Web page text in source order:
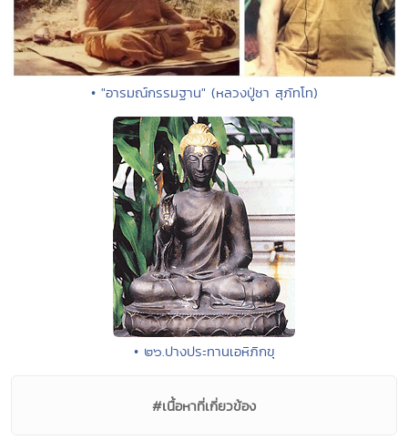
• "อารมณ์กรรมฐาน" (หลวงปู่ชา สุภัทโท)
• ๒๖.ปางประทานเอหิภิกขุ
#เนื้อหาที่เกี่ยวข้อง